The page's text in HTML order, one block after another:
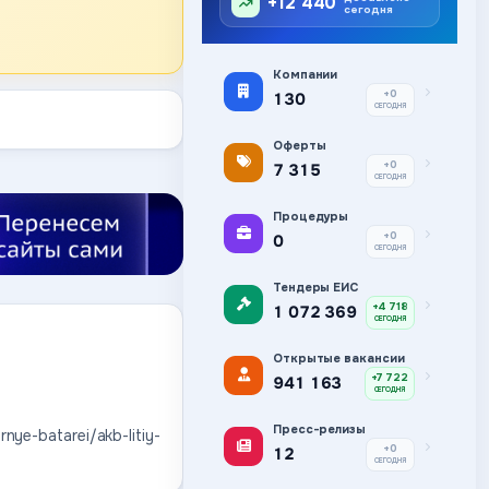
batarei/akb-litiy-
сегодня
Компании
130 +0
СЕГОДНЯ
Оферты
7 315 +0
СЕГОДНЯ
Процедуры
0 +0
СЕГОДНЯ
Тендеры ЕИС
1 072 369 +4 718
СЕГОДНЯ
Открытые вакансии
941 163 +7 722
СЕГОДНЯ
Пресс-релизы
12 +0
СЕГОДНЯ